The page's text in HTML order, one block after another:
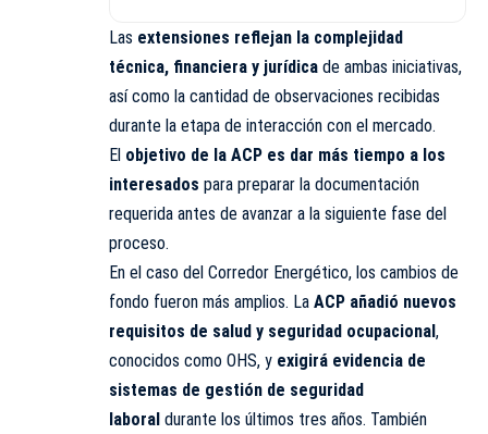
Las extensiones reflejan la complejidad
técnica, financiera y jurídica de ambas iniciativas,
así como la cantidad de observaciones recibidas
durante la etapa de interacción con el mercado.
El objetivo de la ACP es dar más tiempo a los
interesados para preparar la documentación
requerida antes de avanzar a la siguiente fase del
proceso.
En el caso del Corredor Energético, los cambios de
fondo fueron más amplios. La ACP añadió nuevos
requisitos de salud y seguridad ocupacional,
conocidos como OHS, y exigirá evidencia de
sistemas de gestión de seguridad
laboral durante los últimos tres años. También